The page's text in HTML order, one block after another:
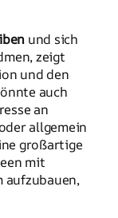
und sich
zeigt
und den
auch
an
allgemein
großartige
mit
aufzubauen,